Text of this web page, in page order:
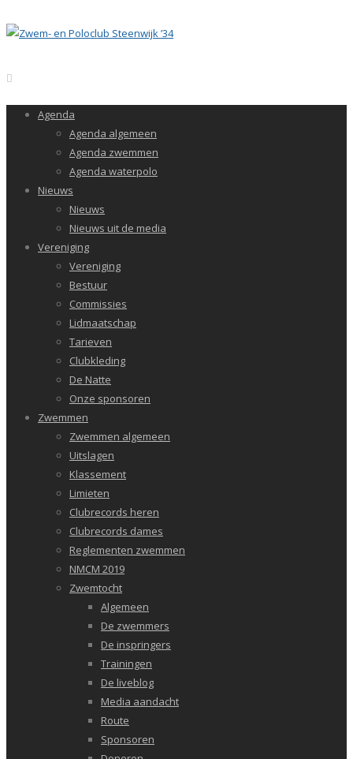
Agenda
Agenda algemeen
Agenda zwemmen
Agenda waterpolo
Nieuws
Nieuws
Nieuws uit de media
Vereniging
Vereniging
Bestuur
Commissies
Lidmaatschap
Tarieven
Clubkleding
De Natte
Onze sponsoren
Zwemmen
Zwemmen algemeen
Uitslagen
Klassement
Limieten
Clubrecords heren
Clubrecords dames
Reglementen zwemmen
NMCM 2019
Zwemtocht
Algemeen
De zwemmers
De inspringers
Trainingen
De liveblog
Media aandacht
Route
Sponsoren